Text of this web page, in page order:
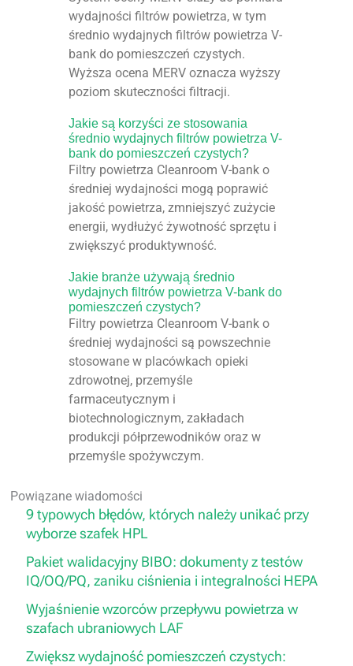
wydajności filtrów powietrza, w tym
średnio wydajnych filtrów powietrza V-
bank do pomieszczeń czystych.
Wyższa ocena MERV oznacza wyższy
poziom skuteczności filtracji.
Jakie są korzyści ze stosowania
średnio wydajnych filtrów powietrza V-
bank do pomieszczeń czystych?
Filtry powietrza Cleanroom V-bank o
średniej wydajności mogą poprawić
jakość powietrza, zmniejszyć zużycie
energii, wydłużyć żywotność sprzętu i
zwiększyć produktywność.
Jakie branże używają średnio
wydajnych filtrów powietrza V-bank do
pomieszczeń czystych?
Filtry powietrza Cleanroom V-bank o
średniej wydajności są powszechnie
stosowane w placówkach opieki
zdrowotnej, przemyśle
farmaceutycznym i
biotechnologicznym, zakładach
produkcji półprzewodników oraz w
przemyśle spożywczym.
Powiązane wiadomości
9 typowych błędów, których należy unikać przy
wyborze szafek HPL
Pakiet walidacyjny BIBO: dokumenty z testów
IQ/OQ/PQ, zaniku ciśnienia i integralności HEPA
Wyjaśnienie wzorców przepływu powietrza w
szafach ubraniowych LAF
Zwiększ wydajność pomieszczeń czystych: